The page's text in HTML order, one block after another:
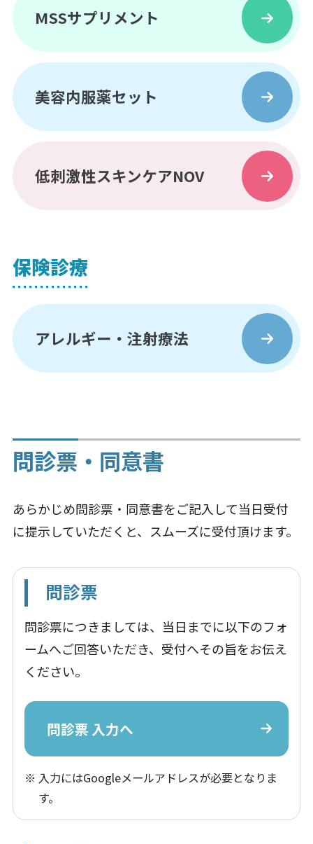
MSSサプリメント
美容内服薬セット
低刺激性スキンケアNOV
保険診療
アレルギー・注射療法
問診票・同意書
あらかじめ問診票・同意書をご記入して当日受付
に提示していただくと、スムーズに受付頂けます。
問診票
問診票につきましては、当日までに以下のフォ
ームへご回答いただき、受付へその旨をお伝え
ください。
問診票 入力へ
入力にはGoogleメールアドレスが必要となりま
す。